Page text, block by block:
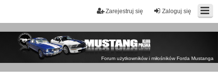
Zaloguj się
Zarejestruj się
Forum użytkowników i miłośników Forda Mustanga